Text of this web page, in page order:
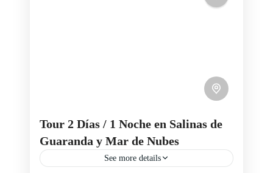
Tour 2 Días / 1 Noche en Salinas de
Guaranda y Mar de Nubes
See more details